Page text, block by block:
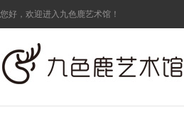
您好，欢迎进入九色鹿艺术馆！